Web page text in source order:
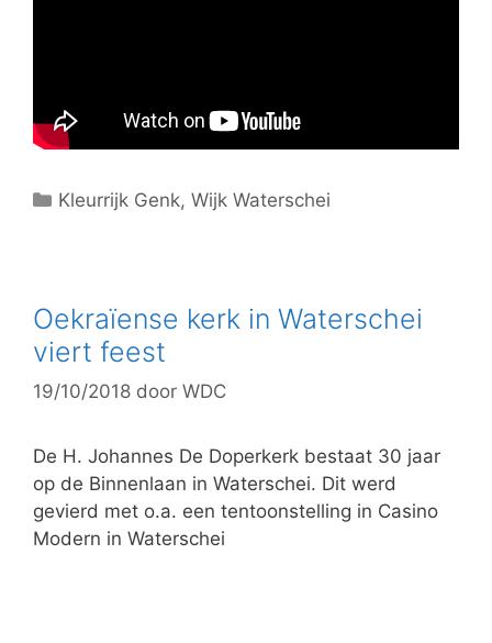
C
g
r
i
ë
n
Kleurrijk Genk,Wijk Waterschei
Oekraïense kerk in Waterschei
viert feest
19/10/2018 door WDC
De H. Johannes De Doperkerk bestaat 30 jaar
op de Binnenlaan in Waterschei. Dit werd
gevierd met o.a. een tentoonstelling in Casino
Modern in Waterschei